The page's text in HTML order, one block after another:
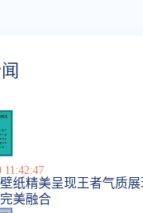
11:42:47
纸精美呈现王者气质
美融合